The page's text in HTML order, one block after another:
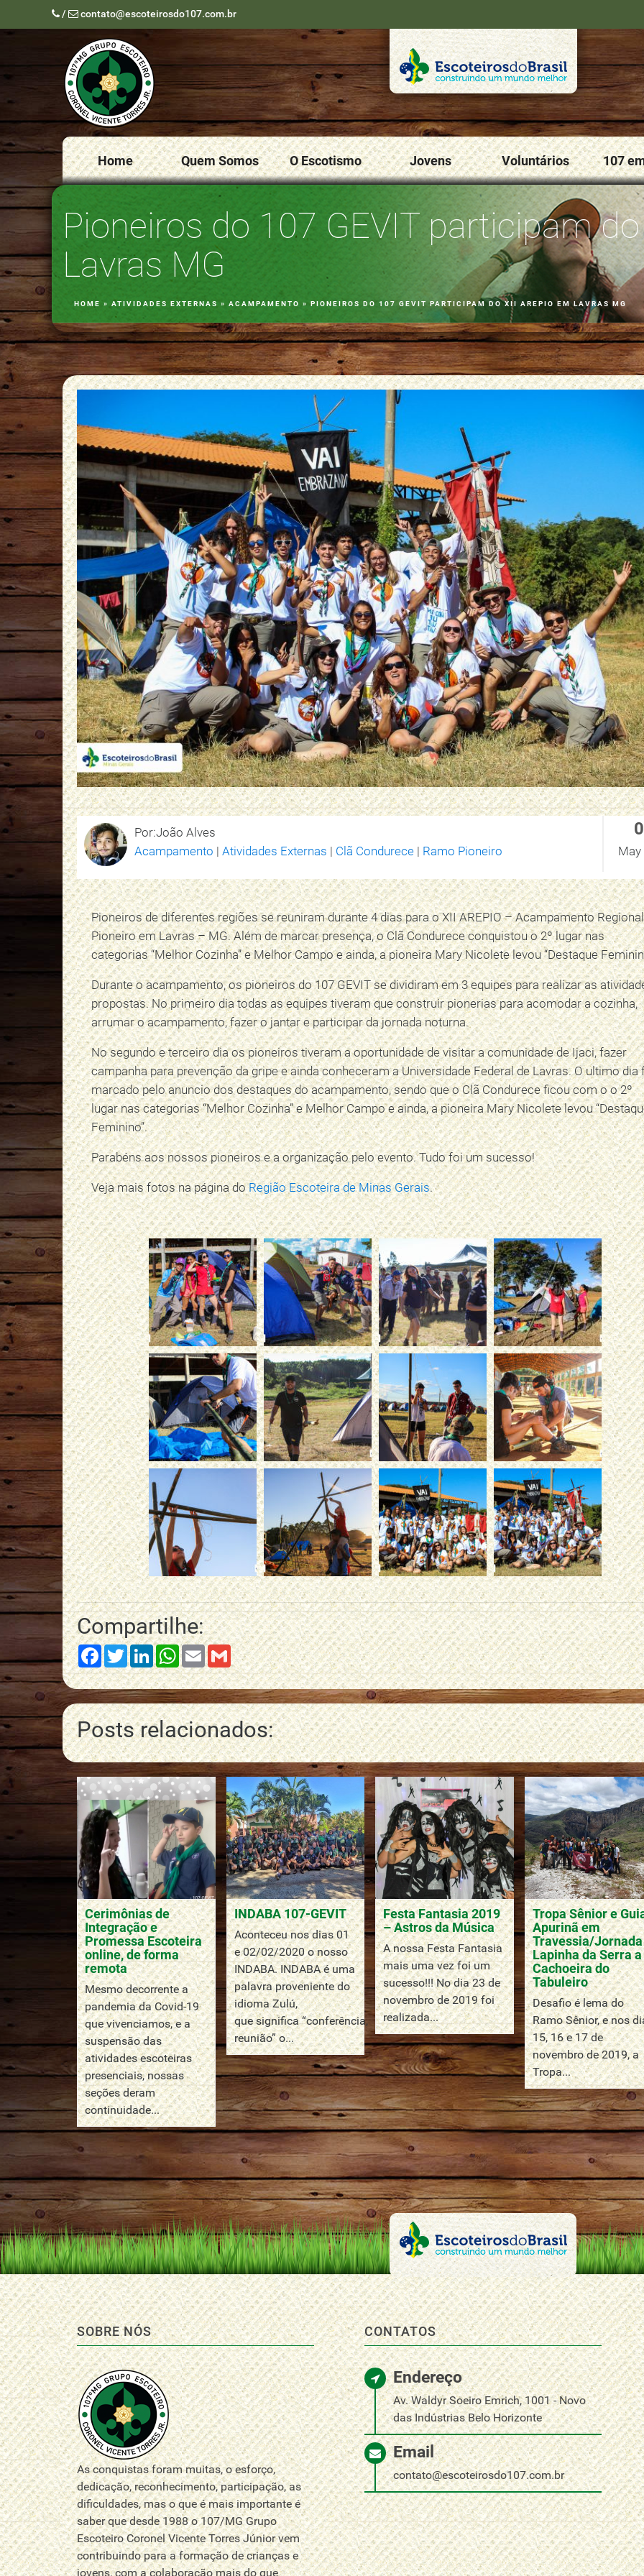
/ contato@escoteirosdo107.com.br
Home Quem Somos O Escotismo Jovens Voluntários 107
Pioneiros do 107 GEVIT participam
Lavras MG
HOME » ATIVIDADES EXTERNAS » ACAMPAMENTO »PIONEIROS DO 107 GEVIT PARTICIPAM DO XII AREPIO EM LAVRAS MG
Por:João Alves
Acampamento | Atividades Externas | Clã Condurece | Ramo Pioneiro May
Pioneiros de diferentes regiões se reuniram durante 4 dias para o XII AREPIO – Acampamento Regional
Pioneiro em Lavras – MG. Além de marcar presença, o Clã Condurece conquistou o 2º lugar nas
categorias “Melhor Cozinha” e Melhor Campo e ainda, a pioneira Mary Nicolete levou “Destaque
Durante o acampamento, os pioneiros do 107 GEVIT se dividiram em 3 equipes para realizar as
propostas. No primeiro dia todas as equipes tiveram que construir pionerias para acomodar a cozinha,
arrumar o acampamento, fazer o jantar e participar da jornada noturna.
No segundo e terceiro dia os pioneiros tiveram a oportunidade de visitar a comunidade de Ijaci, fazer
campanha para prevenção da gripe e ainda conheceram a Universidade Federal de Lavras. O ultimo dia
marcado pelo anuncio dos destaques do acampamento, sendo que o Clã Condurece ficou com o o 2º
lugar nas categorias “Melhor Cozinha” e Melhor Campo e ainda, a pioneira Mary Nicolete levou
Feminino”.
Parabéns aos nossos pioneiros e a organização pelo evento. Tudo foi um sucesso!
Veja mais fotos na página doRegião Escoteira de Minas Gerais.
Compartilhe:
Facebook
TwitterLinkedInWhatsApp
EmailGmail
Posts relacionados:
Cerimônias de
Integração e
Promessa Escoteira
online, de forma
remota
Mesmo decorrente a
pandemia da Covid-19
que vivenciamos, e a
suspensão das
atividades escoteiras
presenciais, nossas
seções deram
continuidade...
INDABA 107-GEVIT
Aconteceu nos dias 01
e 02/02/2020 o nosso
INDABA. INDABA é uma
palavra proveniente do
idioma Zulú,
que significa “conferência,
reunião” o...
Festa Fantasia 2019
– Astros da Música
A nossa Festa Fantasia
mais uma vez foi um
sucesso!!! No dia 23 de
novembro de 2019 foi
realizada...
Tropa Sênior e
Apurinã em
Travessia/Jornada
Lapinha da Serra a
Cachoeira do
Tabuleiro
Desafio é lema do
Ramo Sênior, e nos
15, 16 e 17 de
novembro de 2019, a
Tropa...
SOBRE NÓS
As conquistas foram muitas, o esforço,
dedicação, reconhecimento, participação, as
dificuldades, mas o que é mais importante é
saber que desde 1988 o 107/MG Grupo
Escoteiro Coronel Vicente Torres Júnior vem
contribuindo para a formação de crianças e
jovens, com a colaboração mais do que
CONTATOS
Endereço
Av. Waldyr Soeiro Emrich, 1001 - Novo
das Indústrias Belo Horizonte
Email
contato@escoteirosdo107.com.br